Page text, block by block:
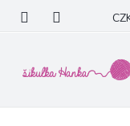
obsah